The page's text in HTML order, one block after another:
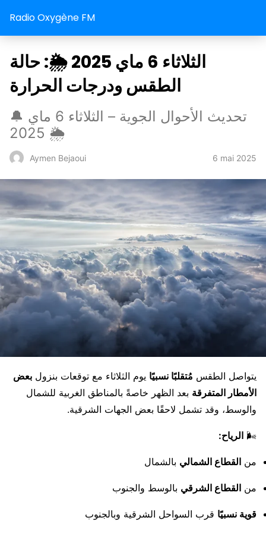
Radio Oxygène FM
الثلاثاء 6 ماي 2025 🌦️: حالة
الطقس ودرجات الحرارة
🔔 تحديث الأحوال الجوية – الثلاثاء 6 ماي
2025 🌦️
Aymen Bejaoui 6 mai 2025
يتواصل الطقس مُتقلبًا نسبيًا يوم الثلاثاء مع توقعات بنزول بعض
الأمطار المتفرقة بعد الظهر خاصةً بالمناطق الغربية للشمال
والوسط، وقد تشمل لاحقًا بعض الجهات الشرقية.
🌬️ الرياح:
من القطاع الشمالي بالشمال
من القطاع الشرقي بالوسط والجنوب
قوية نسبيًا قرب السواحل الشرقية وبالجنوب